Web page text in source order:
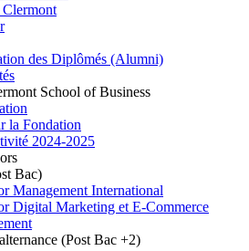
des Diplômés (Alumni)
School of Business
la Fondation
2024-2025
Bac)
Management International
Digital Marketing et E-Commerce
(Post Bac +2)